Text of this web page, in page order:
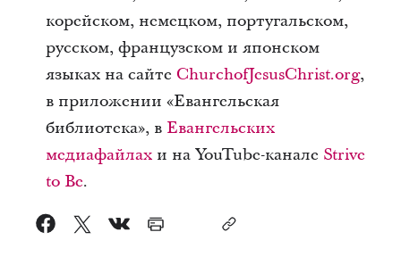
корейском, немецком, португальском,
русском, французском и японском
языках на сайте ChurchofJesusChrist.org,
в приложении «Евангельская
библиотека», в Евангельских
медиафайлахи на YouTube-канале Strive
to Be.